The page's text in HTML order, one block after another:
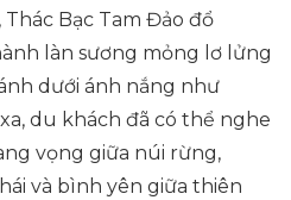
Bạc Tam Đảo đổ
làn sương mỏng lơ lửng
dưới ánh nắng như
du khách đã có thể nghe
vọng giữa núi rừng,
và bình yên giữa thiên